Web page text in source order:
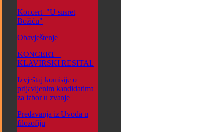
Koncert "U susret
Božiću"
Obavještenje
KONCERT –
KLAVIRSKI RESITAL
Izvještaj komisije o
prijavljenim kandidatima
za izbor u zvanje
Predavanja iz Uvoda u
filozofiju